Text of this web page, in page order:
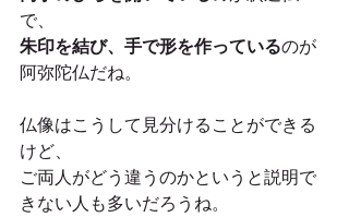
で、
朱印を結び、手で形を作っているのが
阿弥陀仏だね。
仏像はこうして見分けることができる
けど、
ご両人がどう違うのかというと説明で
きない人も多いだろうね。